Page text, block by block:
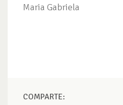
Maria Gabriela
COMPARTE: